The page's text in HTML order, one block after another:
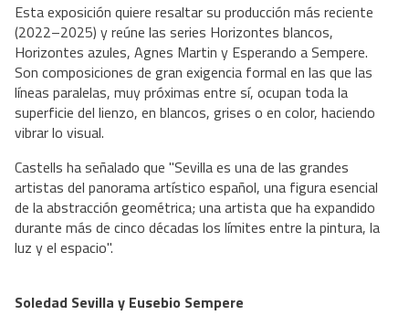
Esta exposición quiere resaltar su producción más reciente
(2022–2025) y reúne las series Horizontes blancos,
Horizontes azules, Agnes Martin y Esperando a Sempere.
Son composiciones de gran exigencia formal en las que las
líneas paralelas, muy próximas entre sí, ocupan toda la
superficie del lienzo, en blancos, grises o en color, haciendo
vibrar lo visual.
Castells ha señalado que "Sevilla es una de las grandes
artistas del panorama artístico español, una figura esencial
de la abstracción geométrica; una artista que ha expandido
durante más de cinco décadas los límites entre la pintura, la
luz y el espacio".
Soledad Sevilla y Eusebio Sempere